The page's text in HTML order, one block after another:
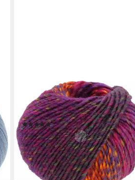
COLORS FOR YOU Häkelwolle, 90 m
(voluminöses Dochtgarn mit
Farbverlauf), 50 g
(24)
ab 3,50 €
(70,00 €/ 1 kg)
lieferbar - in 3-4 Werktagen bei dir
+9